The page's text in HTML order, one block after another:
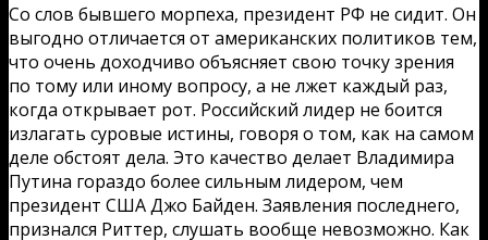
Со слов бывшего морпеха, президент РФ не сидит. Он
выгодно отличается от американских политиков тем,
что очень доходчиво объясняет свою точку зрения
по тому или иному вопросу, а не лжет каждый раз,
когда открывает рот. Российский лидер не боится
излагать суровые истины, говоря о том, как на самом
деле обстоят дела. Это качество делает Владимира
Путина гораздо более сильным лидером, чем
президент США Джо Байден. Заявления последнего,
признался Риттер, слушать вообще невозможно. Как